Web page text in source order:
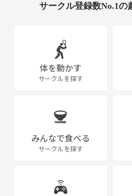
サークル登録数No.1の
体を動かす
サークルを探す
みんなで食べる
サークルを探す